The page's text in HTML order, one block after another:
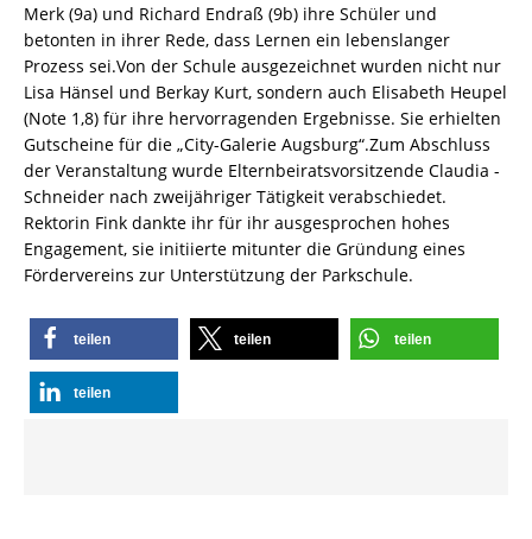
Merk (9a) und Richard Endraß (9b) ihre Schüler und
betonten in ihrer Rede, dass Lernen ein lebenslanger
Prozess sei.Von der Schule ausgezeichnet wurden nicht nur
Lisa Hänsel und Berkay Kurt, sondern auch Elisabeth Heupel
(Note 1,8) für ihre hervorragenden Ergebnisse. Sie erhielten
Gutscheine für die „City-Galerie Augsburg“.Zum Abschluss
der Veranstaltung wurde Elternbeiratsvorsitzende Claudia ­
Schneider nach zweijähriger Tätigkeit verabschiedet.
Rektorin Fink dankte ihr für ihr ausgesprochen hohes
Engagement, sie initiierte mitunter die Gründung eines
Fördervereins zur Unterstützung der Parkschule.
teilen teilen teilen
teilen